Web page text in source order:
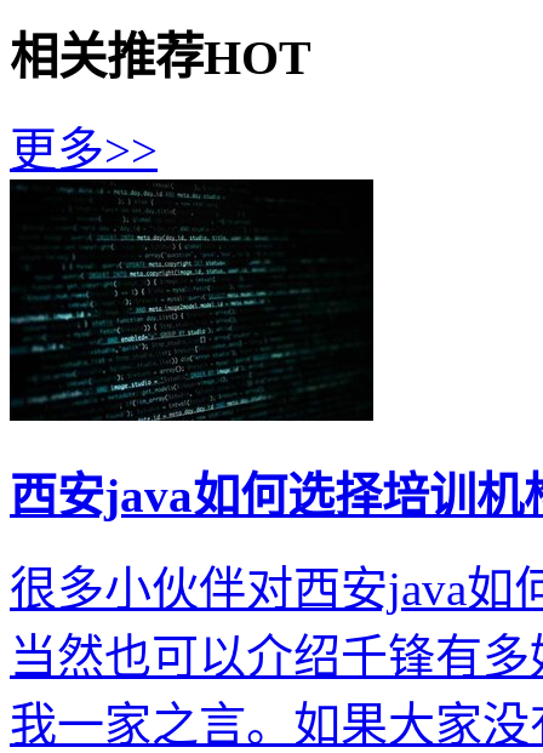
相关推荐HOT
更多>>
西安java如何选择培训机
很多小伙伴对西安java如
当然也可以介绍千锋有
我一家之言。如果大家